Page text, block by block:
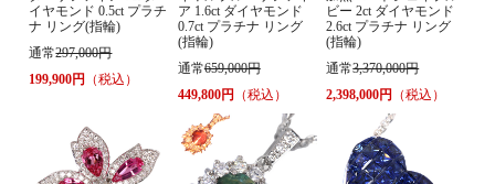
イヤモンド 0.5ct プラチ
ナ リング(指輪)
通常297,000円
199,900円
（税込）
ア 1.6ct ダイヤモンド
0.7ct プラチナ リング
(指輪)
通常659,000円
449,800円
（税込）
ビー 2ct ダイヤモンド
2.6ct プラチナ リング
(指輪)
通常3,370,000円
2,398,000円
（税込）